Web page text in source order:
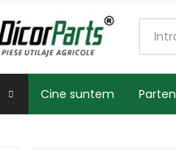
Cine suntem